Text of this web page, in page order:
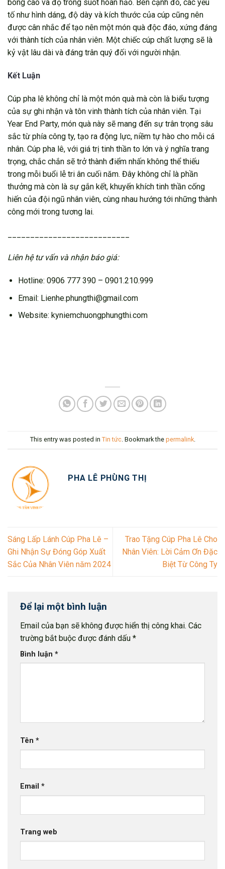
bóng cao và độ trong suốt hoàn hảo. Bên cạnh đó, các yếu
tố như hình dáng, độ dày và kích thước của cúp cũng nên
được cân nhắc để tạo nên một món quà độc đáo, xứng đáng
với thành tích của nhân viên. Một chiếc cúp chất lượng sẽ là
kỷ vật lâu dài và đáng trân quý đối với người nhận.
Kết Luận
Cúp pha lê không chỉ là một món quà mà còn là biểu tượng
của sự ghi nhận và tôn vinh thành tích của nhân viên. Tại
Year End Party, món quà này sẽ mang đến sự trân trọng sâu
sắc từ phía công ty, tạo ra động lực, niềm tự hào cho mỗi cá
nhân. Cúp pha lê, với giá trị tinh thần to lớn và ý nghĩa trang
trọng, chắc chắn sẽ trở thành điểm nhấn không thể thiếu
trong mỗi buổi lễ tri ân cuối năm. Đây không chỉ là phần
thưởng mà còn là sự gắn kết, khuyến khích tinh thần cống
hiến của đội ngũ nhân viên, cùng nhau hướng tới những thành
công mới trong tương lai.
Liên hệ tư vấn và nhận báo giá:
Hotline: 0906 777 390 – 0901.210.999
Email: Lienhe.phungthi@gmail.com
Website: kyniemchuongphungthi.com
This entry was posted in Tin tức. Bookmark the permalink.
PHA LÊ PHÙNG THỊ
Sáng Lấp Lánh Cúp Pha Lê –
Ghi Nhận Sự Đóng Góp Xuất
Sắc Của Nhân Viên năm 2024
Trao Tặng Cúp Pha Lê Cho
Nhân Viên: Lời Cảm Ơn Đặc
Biệt Từ Công Ty
Để lại một bình luận
Email của bạn sẽ không được hiển thị công khai. Các
trường bắt buộc được đánh dấu *
Bình luận *
Tên *
Email *
Trang web